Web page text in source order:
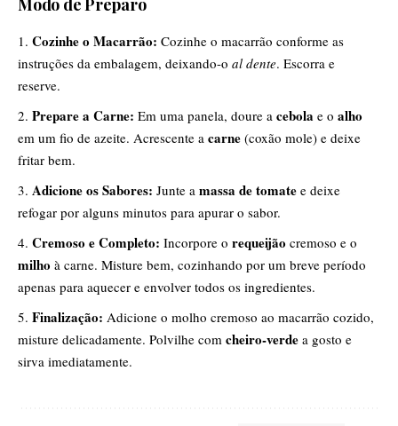
Cozinhe o Macarrão: Cozinhe o macarrão conforme as
instruções da embalagem, deixando-o al dente. Escorra e
reserve.
Prepare a Carne: Em uma panela, doure a cebola e o alho
em um fio de azeite. Acrescente a carne (coxão mole) e deixe
fritar bem.
Adicione os Sabores: Junte a massa de tomate e deixe
refogar por alguns minutos para apurar o sabor.
Cremoso e Completo: Incorpore o requeijão cremoso e o
milho à carne. Misture bem, cozinhando por um breve período
apenas para aquecer e envolver todos os ingredientes.
Finalização: Adicione o molho cremoso ao macarrão cozido,
misture delicadamente. Polvilhe com cheiro-verde a gosto e
sirva imediatamente.